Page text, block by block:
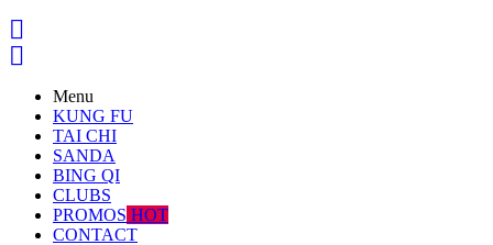


Menu
KUNG FU
TAI CHI
SANDA
BING QI
CLUBS
PROMOS HOT
CONTACT